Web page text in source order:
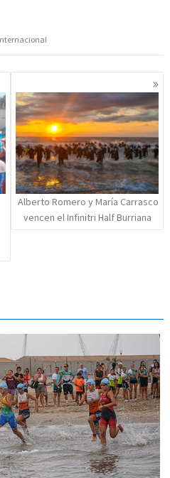
Alberto Romero y María Carrasco
vencen el Infinitri Half Burriana